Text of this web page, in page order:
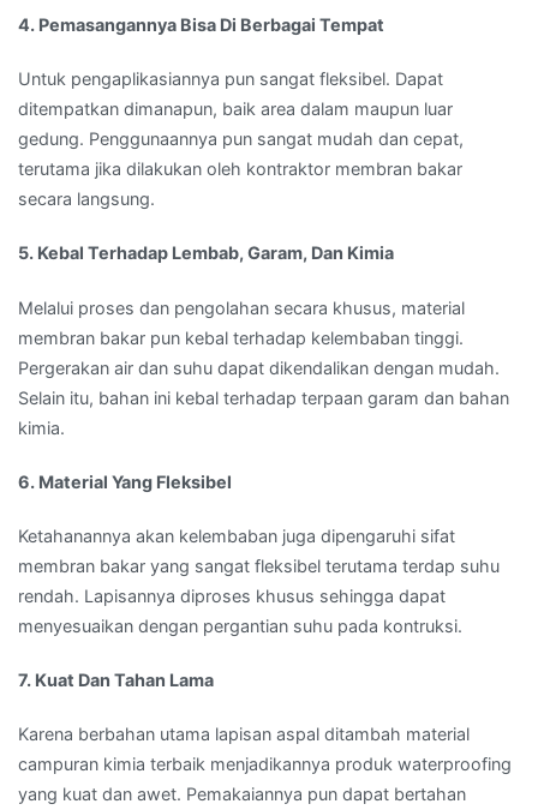
4. Pemasangannya Bisa Di Berbagai Tempat
Untuk pengaplikasiannya pun sangat fleksibel. Dapat
ditempatkan dimanapun, baik area dalam maupun luar
gedung. Penggunaannya pun sangat mudah dan cepat,
terutama jika dilakukan oleh kontraktor membran bakar
secara langsung.
5. Kebal Terhadap Lembab, Garam, Dan Kimia
Melalui proses dan pengolahan secara khusus, material
membran bakar pun kebal terhadap kelembaban tinggi.
Pergerakan air dan suhu dapat dikendalikan dengan mudah.
Selain itu, bahan ini kebal terhadap terpaan garam dan bahan
kimia.
6. Material Yang Fleksibel
Ketahanannya akan kelembaban juga dipengaruhi sifat
membran bakar yang sangat fleksibel terutama terdap suhu
rendah. Lapisannya diproses khusus sehingga dapat
menyesuaikan dengan pergantian suhu pada kontruksi.
7. Kuat Dan Tahan Lama
Karena berbahan utama lapisan aspal ditambah material
campuran kimia terbaik menjadikannya produk waterproofing
yang kuat dan awet. Pemakaiannya pun dapat bertahan